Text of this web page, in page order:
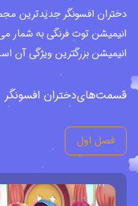
دختران افسونگر جدیدترین
انیمیشن توت فرنگی به شمار
انیمیشن بزرگترین ویژگی آن
قسمت‌هایدختران افسونگر
فصل اول